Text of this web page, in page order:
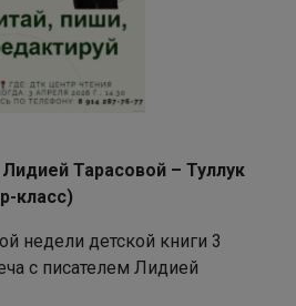
Тарасовой – Туллук
класс)
недели детской книги 3
с писателем Лидией